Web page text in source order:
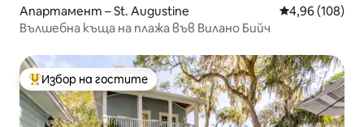
Апартамент – St. Augustine Средна
4,96 (108)
Вълшебна къща на плажа във Вилано Бийч
Най-популярен избор на гостите
Избор на гостите